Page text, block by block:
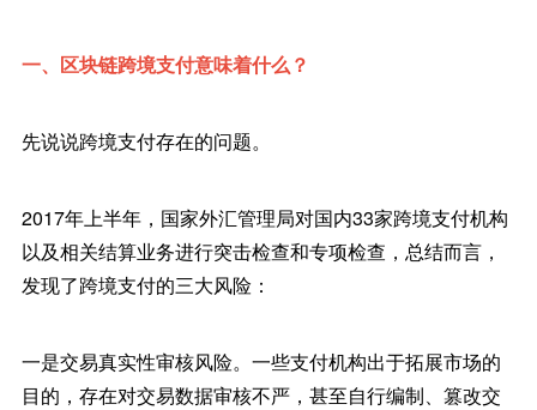
一、区块链跨境支付意味着什么？
先说说跨境支付存在的问题。
2017年上半年，国家外汇管理局对国内33家跨境支付机构
以及相关结算业务进行突击检查和专项检查，总结而言，
发现了跨境支付的三大风险：
一是交易真实性审核风险。一些支付机构出于拓展市场的
目的，存在对交易数据审核不严，甚至自行编制、篡改交